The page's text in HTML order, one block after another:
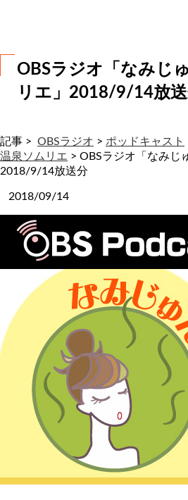
OBSラジオ「なみじ
リエ」2018/9/14放
記事 > OBSラジオ > ポッドキャスト
温泉ソムリエ > OBSラジオ「なみじ
2018/9/14放送分
2018/09/14